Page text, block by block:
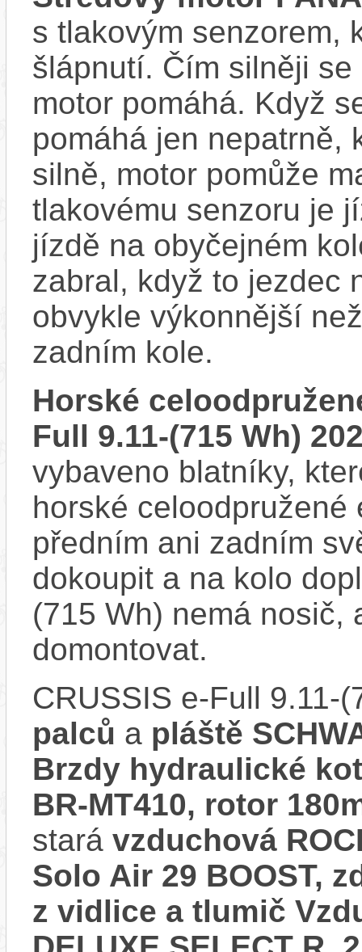
s tlakovým senzorem,
šlápnutí. Čím silněji
motor pomáhá. Když
pomáhá jen nepatrně,
silně, motor pomůže
tlakovému senzoru je
jízdě na obyčejném
zabral, když to jezdec
obvykle výkonnější
zadním kole.
Horské
Full 9.11-(715 Wh)
vybaveno blatníky,
horské
předním ani zadním
dokoupit a na kolo
(715 Wh) nemá nosič,
domontovat.
CRUSSIS e-Full 9.11-
palců a pláště
Brzdy hydraulické
BR-MT410, rotor
stará vzduchová
Solo Air 29 BOOST,
z vidlice a tlumič